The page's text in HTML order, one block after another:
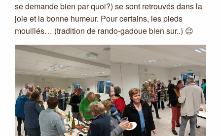
se demande bien par quoi?) se sont retrouvés dans la
joie et la bonne humeur. Pour certains, les pieds
mouillés… (tradition de rando-gadoue bien sur..) 😉